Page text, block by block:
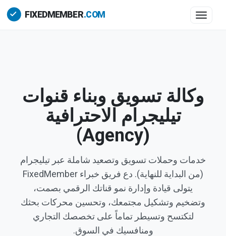
Toggle
وكالة تسويق وبناء قنوات
تيليجرام الاحترافية
(Agency)
خدمات وحملات تسويق وتصعيد شاملة عبر تيليجرام
(من البداية للنهاية). دع فريق خبراء FixedMember
يتولى قيادة وإدارة نمو قناتك الرقمي بصمت،
وتضخيم وتشكيل مجتمعك، وتحسين محركات بحثك
لتكتسح وتسيطر تماماً على تخصصك التجاري
ومنافسيك في السوق.